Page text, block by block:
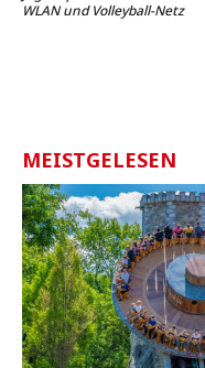
WLAN und Volleyball-Netz
MEISTGELESEN